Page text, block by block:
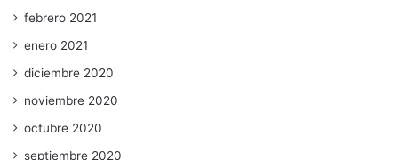
febrero 2021
enero 2021
diciembre 2020
noviembre 2020
octubre 2020
septiembre 2020